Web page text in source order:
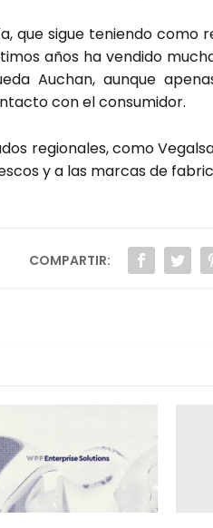
que sigue tenien­do como
años ha ven­di­do
Auchan, aun­que
con el con­su­mi­dor.
regio­na­les, como
y a las mar­cas de
COMPARTIR: